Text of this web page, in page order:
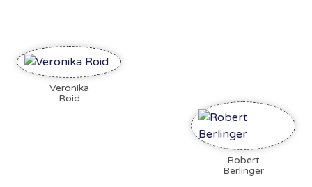
Veronika
Roid
Robert
Berlinger